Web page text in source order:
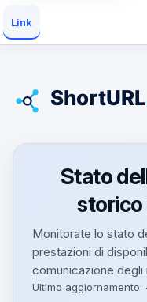
Link
Stato
storico
Monitorate lo stato
prestazioni di
comunicazione degli
Ultimo aggiornamento: